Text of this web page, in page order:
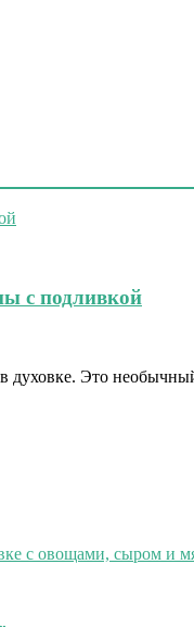
с подливкой
духовке. Это